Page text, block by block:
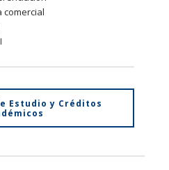
comercial
Estudio y Créditos